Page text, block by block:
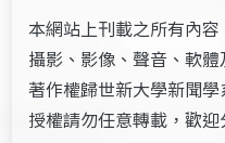
本網站上刊載之所有內
攝影、影像、聲音、軟
著作權歸世新大學新聞
授權請勿任意轉載，歡迎